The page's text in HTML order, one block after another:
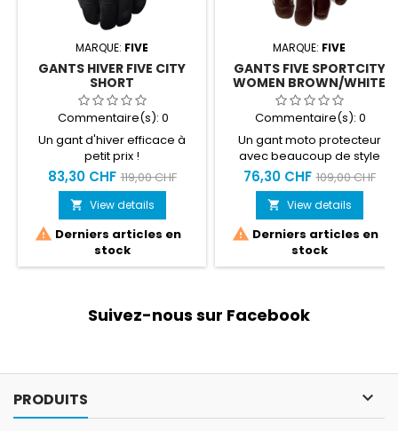
MARQUE: FIVE
GANTS HIVER FIVE CITY
SHORT
Commentaire(s): 0
Un gant d'hiver efficace à
petit prix !
83,30 CHF 119,00 CHF
 View details
 Derniers articles en
stock
MARQUE: FIVE
GANTS FIVE SPORTCITY
WOMEN BROWN/WHITE
Commentaire(s): 0
Un gant moto protecteur
avec beaucoup de style
Taille du S au XL
76,30 CHF 109,00 CHF
 View details
 Derniers articles en
stock
Suivez-nous sur Facebook
PRODUITS 